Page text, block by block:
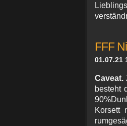
FFF
01.07.21
Caveat.
besteht
Korsett